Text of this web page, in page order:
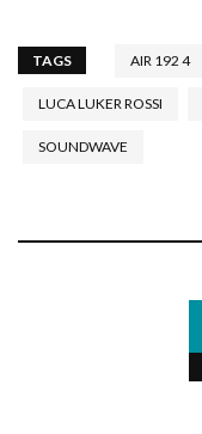
TAGS AIR 192 4
LUCA LUKER ROSSI
SOUNDWAVE